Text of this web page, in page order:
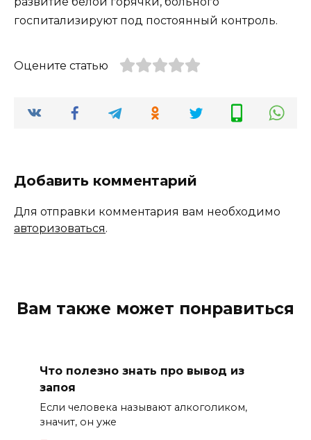
госпитализируют под постоянный контроль.
Оцените статью
Добавить комментарий
Для отправки комментария вам необходимо
авторизоваться.
Вам также может понравиться
Что полезно знать про вывод из
запоя
Если человека называют алкоголиком,
значит, он уже